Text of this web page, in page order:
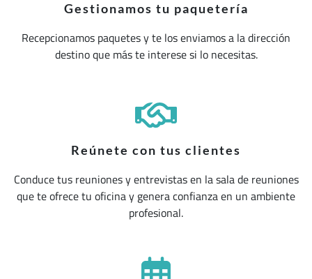
Gestionamos tu paquetería
Recepcionamos paquetes y te los enviamos a la dirección
destino que más te interese si lo necesitas.
Reúnete con tus clientes
Conduce tus reuniones y entrevistas en la sala de reuniones
que te ofrece tu oficina y genera confianza en un ambiente
profesional.